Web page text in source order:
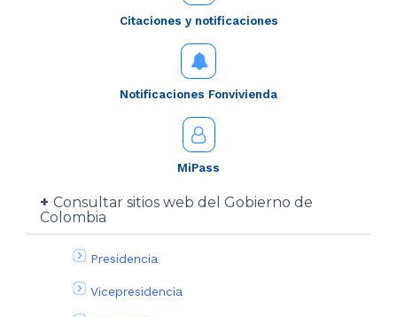
Citaciones y notificaciones
Notificaciones Fonvivienda
MiPass
Consultar sitios web del Gobierno de
Colombia
Presidencia
Vicepresidencia